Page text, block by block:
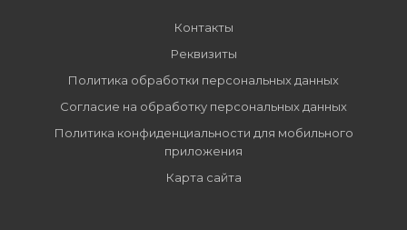
Контакты
Реквизиты
Политика обработки персональных данных
Согласие на обработку персональных данных
Политика конфиденциальности для мобильного
приложения
Карта сайта